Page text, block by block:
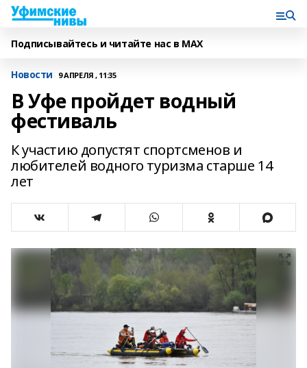
Подписывайтесь и читайте нас в MAX
Новости 9 АПРЕЛЯ , 11:35
В Уфе пройдет водный
фестиваль
К участию допустят спортсменов и
любителей водного туризма старше 14
лет